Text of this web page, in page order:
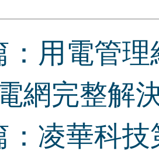
：用電管
網完整解
：凌華科